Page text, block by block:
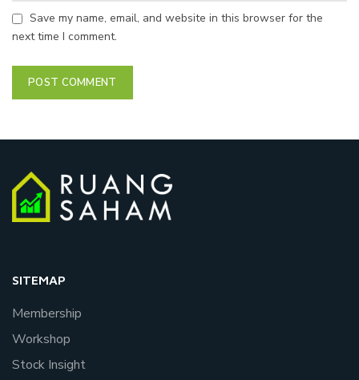
Save my name, email, and website in this browser for the
next time I comment.
SITEMAP
Membership
Workshop
Stock Insight